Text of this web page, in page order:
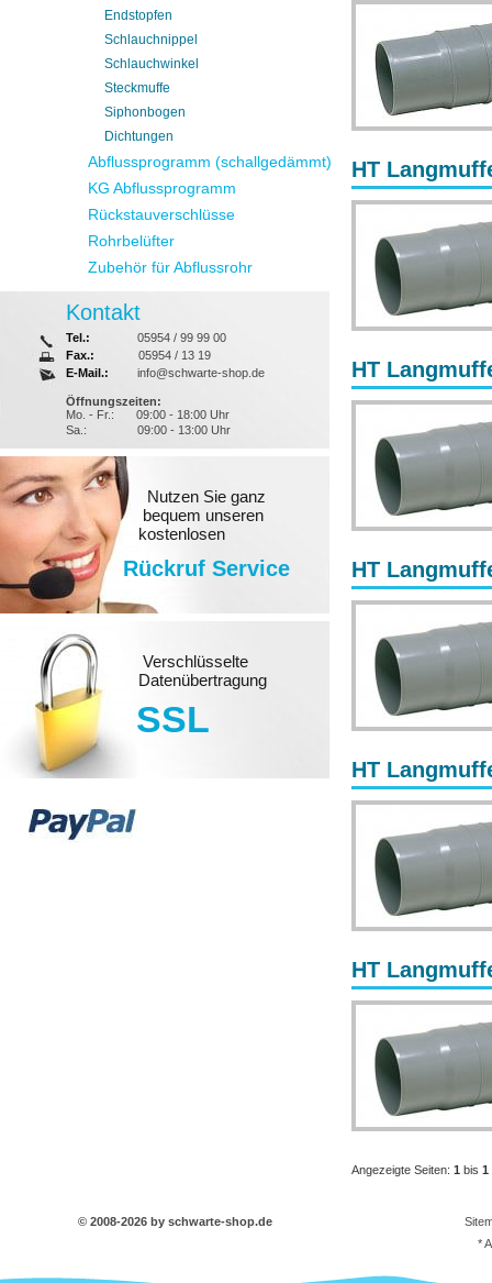
HT
HT
HT
HT
HT
Angezeigte Seiten: 1 bis 1
Endstopfen
Schlauchnippel
Schlauchwinkel
Steckmuffe
Siphonbogen
Dichtungen
Abflussprogramm (schallgedämmt)
KG Abflussprogramm
Rückstauverschlüsse
Rohrbelüfter
Zubehör für Abflussrohr
Kontakt
Tel.:
05954 / 99 99 00
Fax.:
05954 / 13 19
E-Mail.:
info@schwarte-shop.de
Öffnungszeiten:
Mo. - Fr.:
09:00 - 18:00 Uhr
Sa.:
09:00 - 13:00 Uhr
Nutzen Sie ganz
bequem unseren
kostenlosen
Rückruf Service
Verschlüsselte
Datenübertragung
SSL
© 2008-2026 by schwarte-shop.de
*